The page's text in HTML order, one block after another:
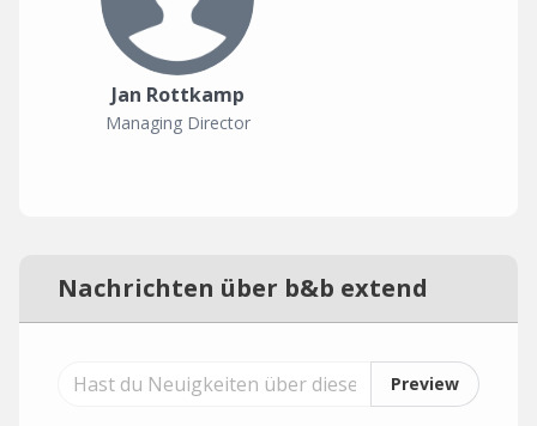
Jan Rottkamp
Managing Director
Nachrichten über b&b extend
Preview